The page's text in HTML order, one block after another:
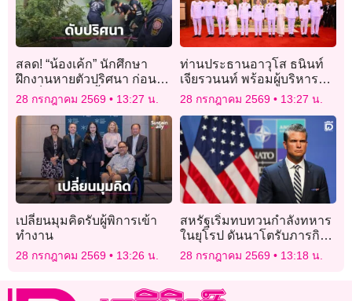
สลด! “น้องเค้ก” นักศึกษา
ฝึกงานหายตัวปริศนา ก่อน
พบเป็นศพลอยน้ำในนิคมฯ
นวนคร
28 กรกฎาคม 2569 13:27 น.
ท่านประธานอาวุโส ธนินท์
เจียรวนนท์ พร้อมผู้บริหาร
เครือเจริญโภคภัณฑ์ ร่วมลง
นามถวายพระพรชัยมงคล
พระบาทสมเด็จพระเจ้าอยู่หัว
เนื่องในโอกาสวันเฉลิม
พระชนมพรรษา 28
กรกฎาคม 2569
28 กรกฎาคม 2569 13:27 น.
เปลี่ยนมุมคิดรับผู้พิการเข้า
ทำงาน
28 กรกฎาคม 2569 13:26 น.
สหรัฐเริ่มทบทวนกำลังทหาร
ในยุโรป ดันนาโตรับภารกิจ
ป้องกันตนเอง
28 กรกฎาคม 2569 13:18 น.